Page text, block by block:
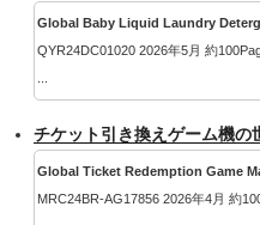
Global Baby Liquid Laundry
QYR24DC01020 2026年5月 約
チケット引き換えゲーム機の
Global Ticket Redemption Game
MRC24BR-AG17856 2026年4月 約